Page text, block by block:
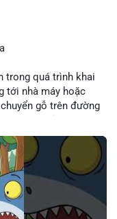
trong quá trình khai
tới nhà máy hoặc
gỗ trên đường
giúp doanh nghiệp
kiểm soát lợi nhuận.